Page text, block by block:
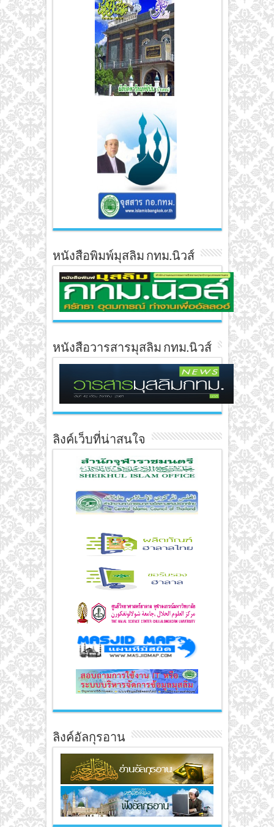
หนังสือพิมพ์มุสลิม กทม.นิวส์
หนังสือวารสารมุสลิม กทม.นิวส์
ลิงค์เว็บที่น่าสนใจ
ลิงค์อัลกุรอาน